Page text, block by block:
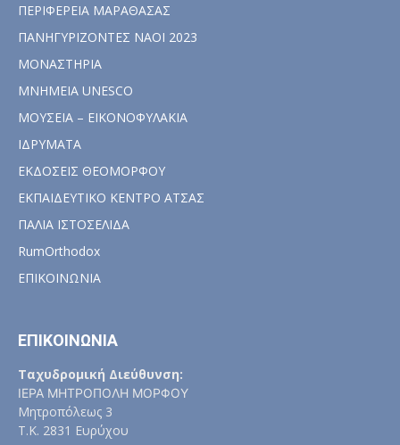
ΠΕΡΙΦΕΡΕΙΑ ΜΑΡΑΘΑΣΑΣ
ΠΑΝΗΓΥΡΙΖΟΝΤΕΣ ΝΑΟΙ 2023
ΜΟΝΑΣΤΗΡΙΑ
ΜΝΗΜΕΙΑ UNESCO
ΜΟΥΣΕΙΑ – ΕΙΚΟΝΟΦΥΛΑΚΙΑ
ΙΔΡΥΜΑΤΑ
ΕΚΔΟΣΕΙΣ ΘΕΟΜΟΡΦΟΥ
ΕΚΠΑΙΔΕΥΤΙΚΟ ΚΕΝΤΡΟ ΑΤΣΑΣ
ΠΑΛΙΑ ΙΣΤΟΣΕΛΙΔΑ
RumOrthodox
ΕΠΙΚΟΙΝΩΝΙΑ
ΕΠΙΚΟΙΝΩΝΙΑ
Ταχυδρομική Διεύθυνση:
ΙΕΡΑ ΜΗΤΡΟΠΟΛΗ ΜΟΡΦΟΥ
Μητροπόλεως 3
Τ.Κ. 2831 Ευρύχου